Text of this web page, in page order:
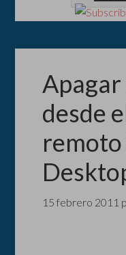
desde
15 febrero 2011